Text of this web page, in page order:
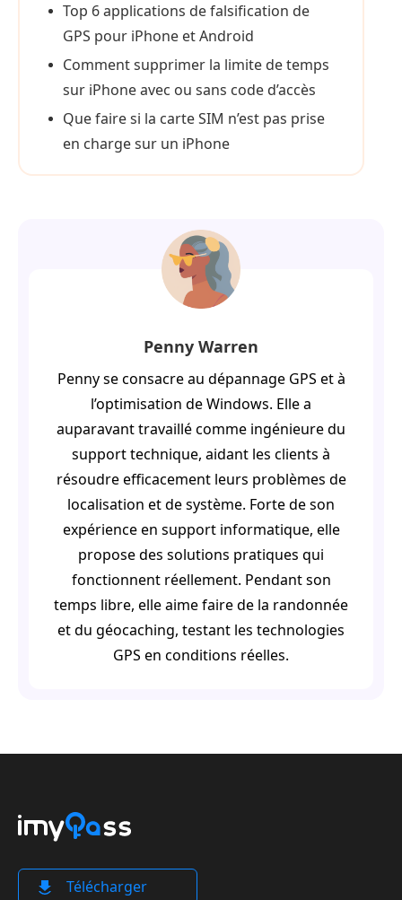
Top 6 applications de falsification de
GPS pour iPhone et Android
Comment supprimer la limite de temps
sur iPhone avec ou sans code d’accès
Que faire si la carte SIM n’est pas prise
en charge sur un iPhone
Penny Warren
Penny se consacre au dépannage GPS et à
l’optimisation de Windows. Elle a
auparavant travaillé comme ingénieure du
support technique, aidant les clients à
résoudre efficacement leurs problèmes de
localisation et de système. Forte de son
expérience en support informatique, elle
propose des solutions pratiques qui
fonctionnent réellement. Pendant son
temps libre, elle aime faire de la randonnée
et du géocaching, testant les technologies
GPS en conditions réelles.
Télécharger